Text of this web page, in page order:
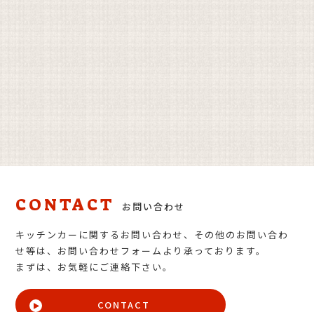
CONTACT お問い合わせ
キッチンカーに関するお問い合わせ、その他のお問い合わ
せ等は、 お問い合わせフォームより承っております。
まずは、お気軽にご連絡下さい。
CONTACT